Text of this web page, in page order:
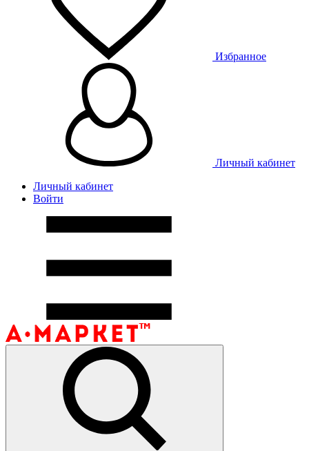
Избранное
Личный кабинет
Личный кабинет
Войти